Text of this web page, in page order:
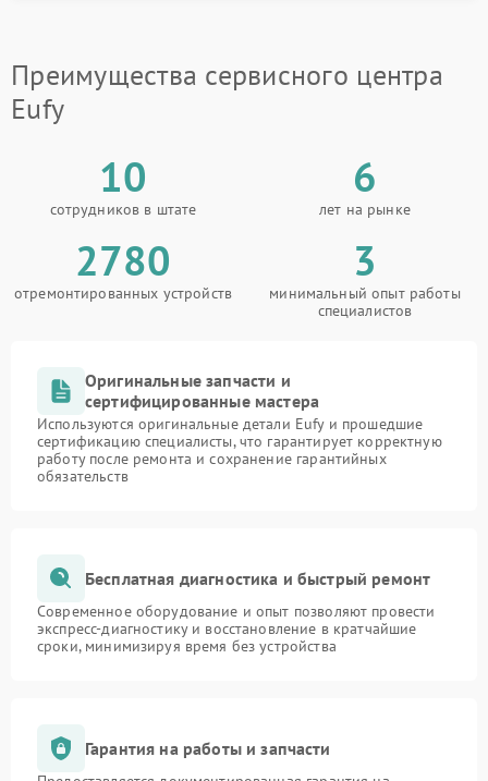
Преимущества сервисного центра
Eufy
10
сотрудников в штате
6
лет на рынке
2780
отремонтированных устройств
3
минимальный опыт работы
специалистов
Оригинальные запчасти и
сертифицированные мастера
Используются оригинальные детали Eufy и прошедшие
сертификацию специалисты, что гарантирует корректную
работу после ремонта и сохранение гарантийных
обязательств
Бесплатная диагностика и быстрый ремонт
Современное оборудование и опыт позволяют провести
экспресс-диагностику и восстановление в кратчайшие
сроки, минимизируя время без устройства
Гарантия на работы и запчасти